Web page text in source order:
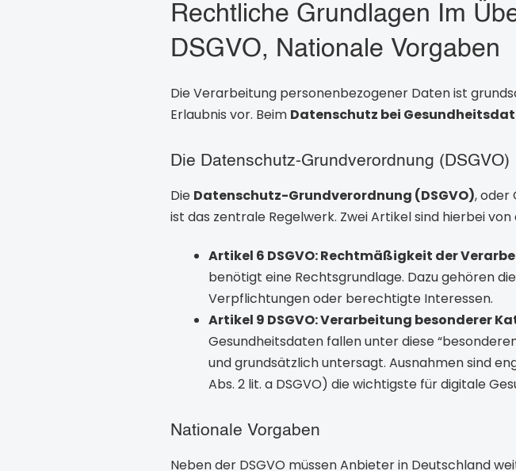
Rechtliche Grundlagen Im
DSGVO, Nationale Vorgaben
Die Verarbeitung personenbezogener Daten ist
Erlaubnis vor. Beim Datenschutz bei
Die Datenschutz-Grundverordnung (DSGVO)
Die Datenschutz-Grundverordnung (DSGVO), oder
ist das zentrale Regelwerk. Zwei Artikel sind hierbei
Artikel 6 DSGVO: Rechtmäßigkeit der
benötigt eine Rechtsgrundlage. Dazu gehören
Verpflichtungen oder berechtigte Interessen.
Artikel 9 DSGVO: Verarbeitung besonderer
Gesundheitsdaten fallen unter diese
und grundsätzlich untersagt. Ausnahmen sind
Abs. 2 lit. a DSGVO) die wichtigste für digitale
Nationale Vorgaben
Neben der DSGVO müssen Anbieter in Deutschland